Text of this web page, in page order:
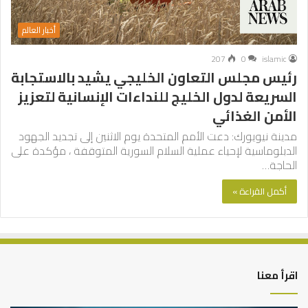
أخبار العالم
islamic
0
207
رئيس مجلس التعاون الخليجي يشيد بالاستجابة
السريعة لدول الخليج للنداءات الإنسانية لتعزيز
الأمن الغذائي
مدينة نيويورك: دعت الأمم المتحدة يوم الاثنين إلى تجديد الجهود
الدبلوماسية لإحياء عملية السلام السورية المتوقفة ، مؤكدة على
الحاجة…
أكمل القراءة »
اقرأ معنا